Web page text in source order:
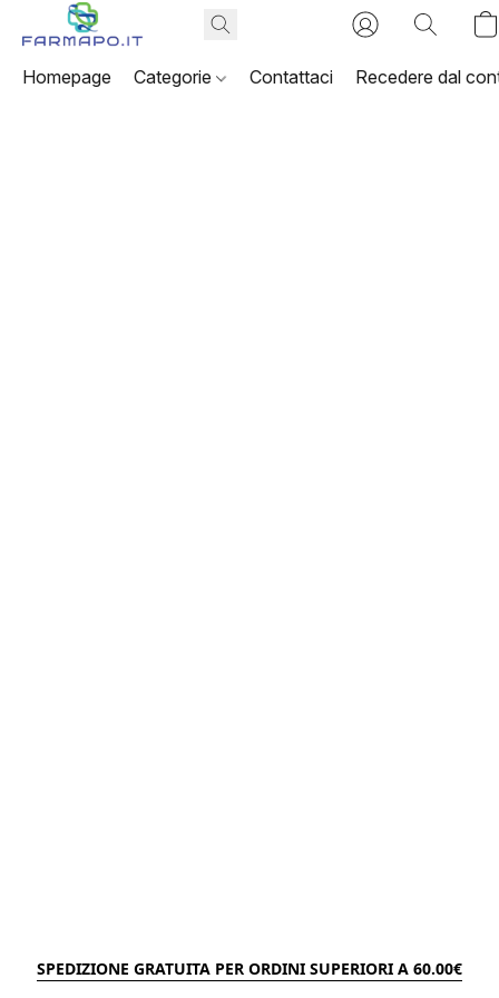
Homepage Categorie Contattaci Recedere dal
SPEDIZIONE GRATUITA PER ORDINI SUPERIORI A 60.00€